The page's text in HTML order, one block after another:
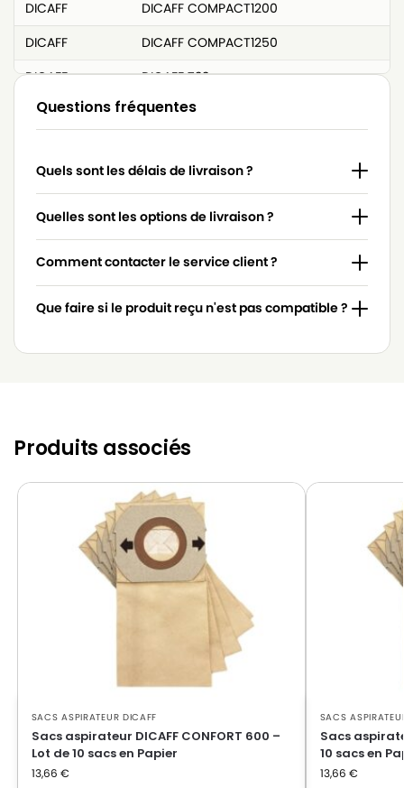
DICAFF
DICAFF COMPACT1200
DICAFF
DICAFF COMPACT1250
DICAFF
DICAFF T33
Questions fréquentes
Quels sont les délais de livraison ?
Quelles sont les options de livraison ?
Comment contacter le service client ?
Que faire si le produit reçu n'est pas compatible ?
Produits associés
SACS ASPIRATEUR DICAFF
Sacs aspirateur DICAFF CONFORT 600 –
Lot de 10 sacs en Papier
13,66 €
SACS
Sacs
10 sacs en
13,66 €